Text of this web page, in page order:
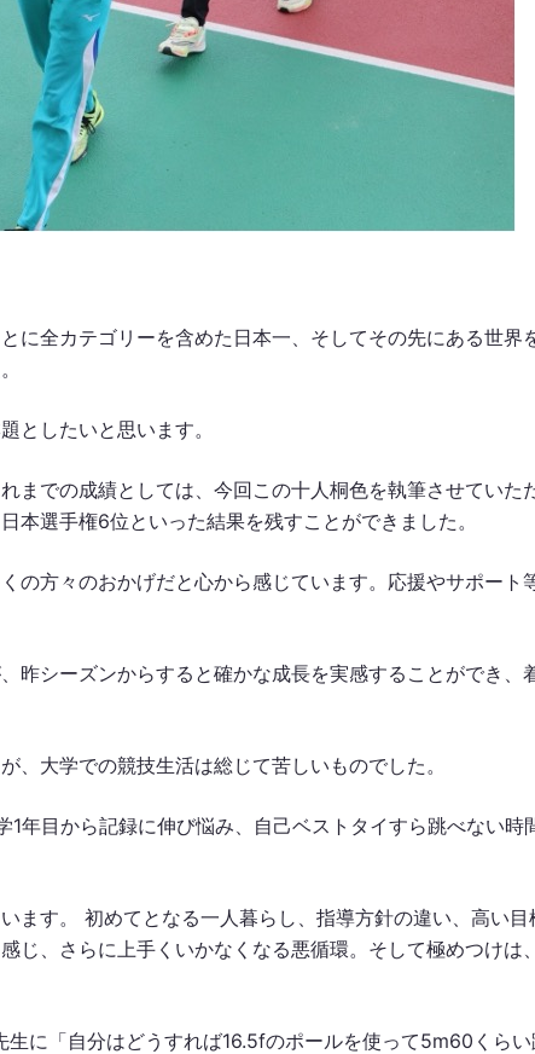
に全カテゴリーを含めた日本一、そしてその先にある世界
としたいと思います。
までの成績としては、今回この十人桐色を執筆させていた
本選手権6位といった結果を残すことができました。
の方々のおかげだと心から感じています。応援やサポート
昨シーズンからすると確かな成長を実感することができ、
、大学での競技生活は総じて苦しいものでした。
年目から記録に伸び悩み、自己ベストタイすら跳べない時
ます。 初めてとなる一人暮らし、指導方針の違い、高い目
じ、さらに上手くいかなくなる悪循環。そして極めつけは
に「自分はどうすれば16.5fのポールを使って5m60くら